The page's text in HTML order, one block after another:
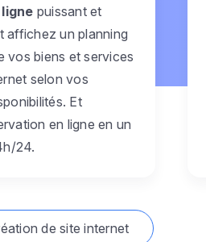
puissant et
affichez un planning
vos biens et services
selon vos
Et
en ligne en un
24.
de site internet